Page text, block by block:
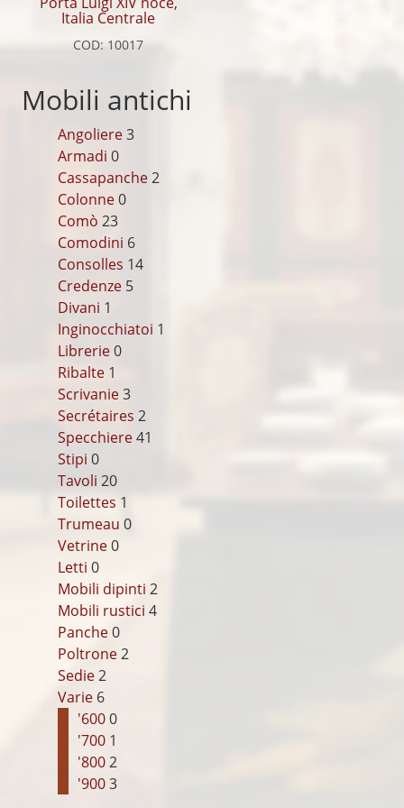
Italia Centrale
COD: 10017
Mobili antichi
Angoliere3
Armadi 0
Cassapanche2
Colonne0
Comò 23
Comodini 6
Consolles 14
Credenze 5
Divani 1
Inginocchiatoi 1
Librerie0
Ribalte 1
Scrivanie3
Secrétaires 2
Specchiere41
Stipi 0
Tavoli 20
Toilettes 1
Trumeau 0
Vetrine0
Letti 0
Mobili dipinti 2
Mobili rustici 4
Panche0
Poltrone2
Sedie2
Varie 6
'6000
'700 1
'8002
'9003